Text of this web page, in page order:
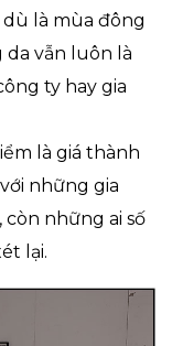
dù là mùa đông
da vẫn luôn là
ty hay gia
là giá thành
những gia
những ai số
lại.